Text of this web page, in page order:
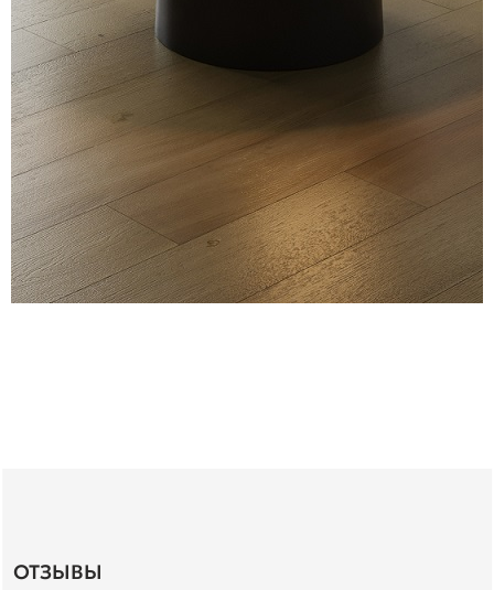
ОТЗЫВЫ